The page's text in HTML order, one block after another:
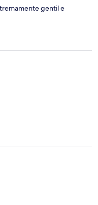
gentil e